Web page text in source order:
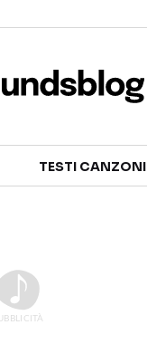
TALENT SHOW
TESTI CANZONI